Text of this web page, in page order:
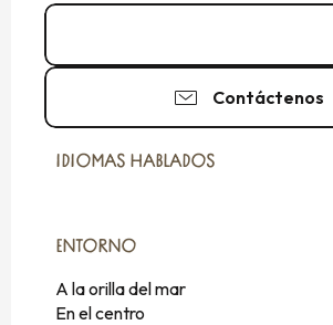
Contáctenos
IDIOMAS HABLADOS
IDIOMAS HABLADOS
ENTORNO
ENTORNO
A la orilla del mar
En el centro